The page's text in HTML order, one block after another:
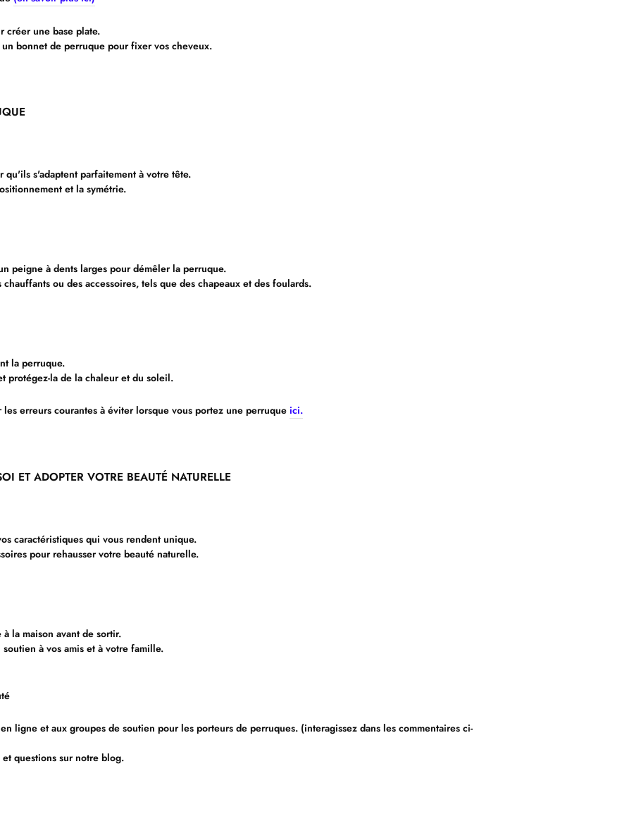
créer une base plate.
bonnet de perruque pour fixer vos cheveux.
qu'ils s'adaptent parfaitement à votre tête.
et la symétrie.
peigne à dents larges pour démêler la perruque.
ou des accessoires, tels que des chapeaux et des foulards.
la perruque.
protégez-la de la chaleur et du soleil.
erreurs courantes à éviter lorsque vous portez une perruque ici.
ET ADOPTER VOTRE BEAUTÉ NATURELLE
caractéristiques qui vous rendent unique.
pour rehausser votre beauté naturelle.
la maison avant de sortir.
à vos amis et à votre famille.
ligne et aux groupes de soutien pour les porteurs de perruques. (interagissez dans les commentaires ci-
questions sur notre blog.